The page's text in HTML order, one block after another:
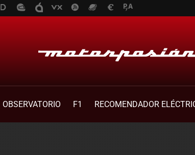
OBSERVATORIO F1
RECOMENDADOR